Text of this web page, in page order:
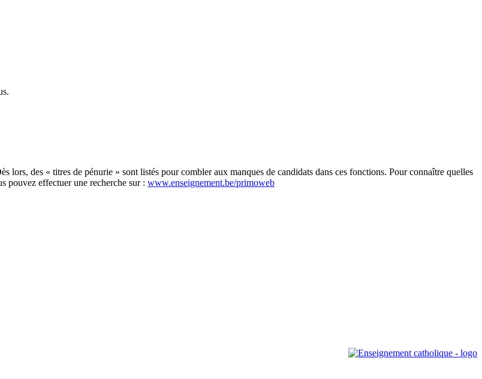
lors, des « titres de pénurie » sont listés pour combler aux manques de candidats dans ces fonctions. Pour connaître quelles
pouvez effectuer une recherche sur : www.enseignement.be/primoweb